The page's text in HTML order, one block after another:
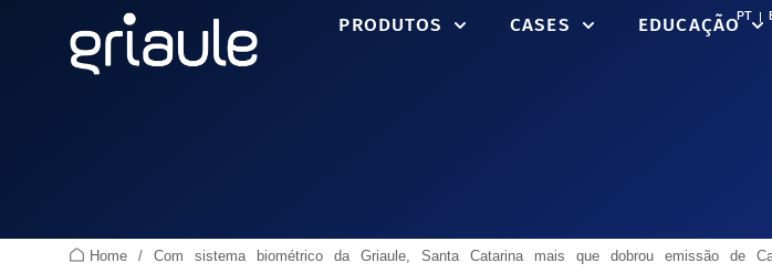
PT
PRODUTOS CASES EDUCAÇÃO
Home / Com sistema biométrico da Griaule, Santa Catarina mais que dobrou emissão de